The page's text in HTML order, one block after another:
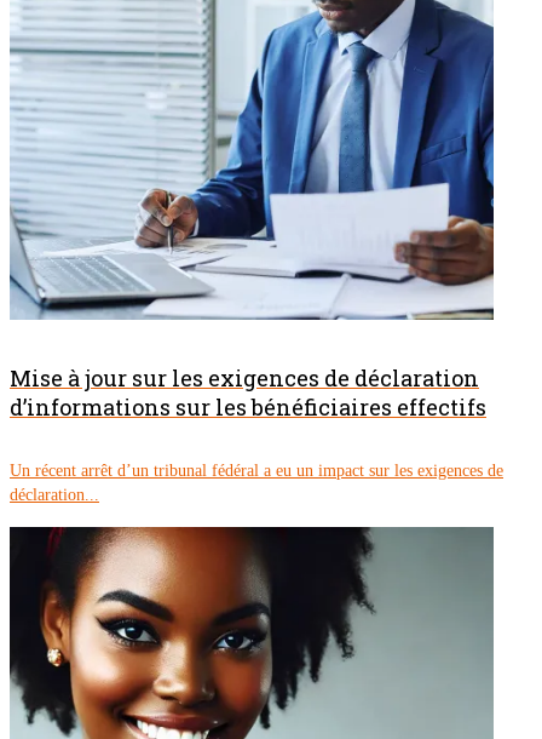
Mise à jour sur les exigences de déclaration
d’informations sur les bénéficiaires effectifs
Un récent arrêt d’un tribunal fédéral a eu un impact sur les exigences de
déclaration...